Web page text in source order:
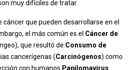
muy difíciles de tratar.
que pueden desarrollarse en el
el más común es el Cáncer de
que resultó de Consumo de
cancerígenas (Carcinógenos) como
con humanos Papilomavirus